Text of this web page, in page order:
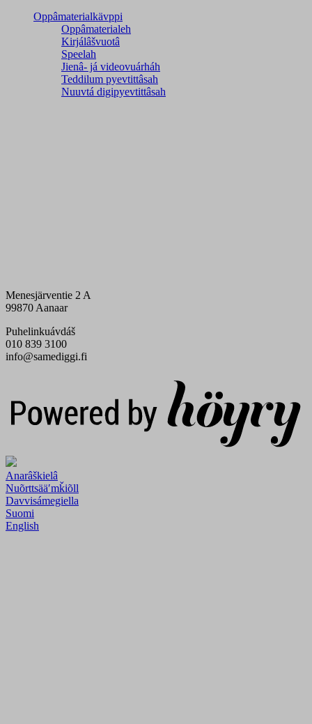
Oppâmaterialkävppi
Oppâmaterialeh
Kirjálâšvuotâ
Speelah
Jienâ- já videovuárháh
Teddilum pyevtittâsah
Nuuvtá digipyevtittâsah
Menesjärventie 2 A
99870 Aanaar
Puhelinkuávdáš
010 839 3100
info@samediggi.fi
Anarâškielâ
Nuõrttsääʹmǩiõll
Davvisámegiella
Suomi
English